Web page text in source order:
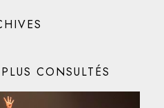
CONSULTÉS